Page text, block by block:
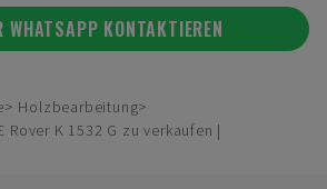
WHATSAPP KONTAKTIEREN
Holzbearbeitung
Rover K 1532 G zu verkaufen |